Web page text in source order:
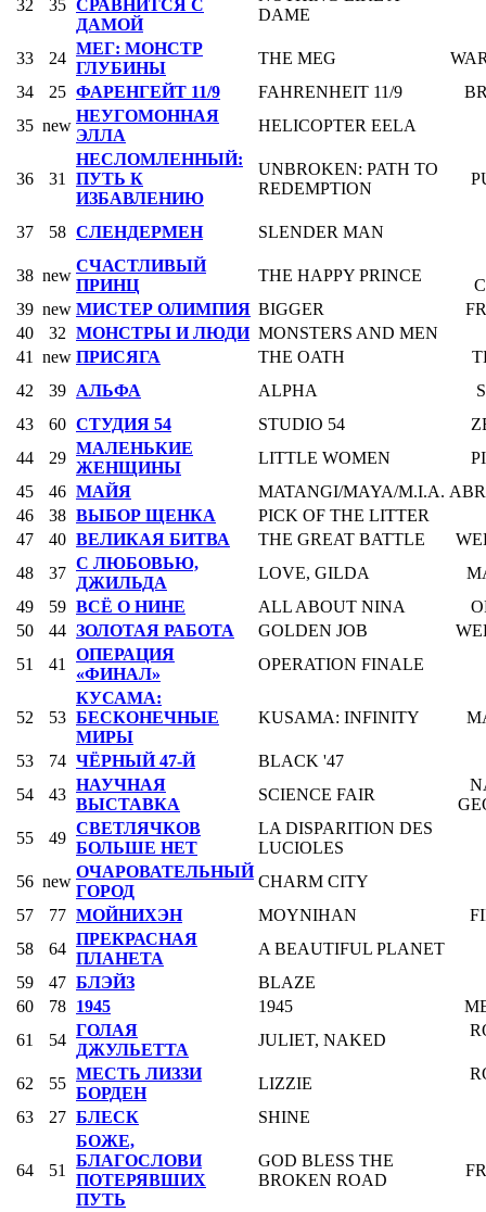
32 35 СРАВНИТСЯ С
ДАМОЙ
DAME
33 24
МЕГ: МОНСТР
ГЛУБИНЫ
THE MEG
34
25 ФАРЕНГЕЙТ 11/9 FAHRENHEIT 11/9
35 new
НЕУГОМОННАЯ
ЭЛЛА
HELICOPTER EELA
36 31
НЕСЛОМЛЕННЫЙ:
ПУТЬ К
ИЗБАВЛЕНИЮ
UNBROKEN: PATH TO
REDEMPTION
37 58 СЛЕНДЕРМЕН SLENDER MAN
38 new
СЧАСТЛИВЫЙ
ПРИНЦ
THE HAPPY PRINCE
39 new МИСТЕР ОЛИМПИЯ BIGGER
40
32 МОНСТРЫ И ЛЮДИ MONSTERS AND MEN
41
new ПРИСЯГА THE OATH
42
39 АЛЬФА ALPHA
43
60 СТУДИЯ 54 STUDIO 54
44
29
МАЛЕНЬКИЕ
ЖЕНЩИНЫ
LITTLE WOMEN
45
46 МАЙЯ MATANGI/MAYA/M.I.A.
46
38 ВЫБОР ЩЕНКА
PICK OF THE LITTER
47
40 ВЕЛИКАЯ БИТВА THE GREAT BATTLE
48
37
С ЛЮБОВЬЮ,
ДЖИЛЬДА
LOVE, GILDA
49
59 ВСЁ О НИНЕ ALL ABOUT NINA
50
44 ЗОЛОТАЯ РАБОТА GOLDEN JOB
51
41
ОПЕРАЦИЯ
«ФИНАЛ»
OPERATION FINALE
52 53
КУСАМА:
БЕСКОНЕЧНЫЕ
МИРЫ
KUSAMA: INFINITY
53 74 ЧЁРНЫЙ 47-Й
BLACK '47
54
43
НАУЧНАЯ
ВЫСТАВКА
SCIENCE FAIR
55
49
СВЕТЛЯЧКОВ
БОЛЬШЕ НЕТ
LA DISPARITION DES
LUCIOLES
56 new
ОЧАРОВАТЕЛЬНЫЙ
ГОРОД
CHARM CITY
57
77 МОЙНИХЭН MOYNIHAN
58
64
ПРЕКРАСНАЯ
ПЛАНЕТА
A BEAUTIFUL PLANET
59
47 БЛЭЙЗ
BLAZE
60
78 1945 1945
61
54
ГОЛАЯ
ДЖУЛЬЕТТА
JULIET, NAKED
62 55
МЕСТЬ ЛИЗЗИ
БОРДЕН
LIZZIE
63 27 БЛЕСК SHINE
64 51
БОЖЕ,
БЛАГОСЛОВИ
ПОТЕРЯВШИХ
ПУТЬ
GOD BLESS THE
BROKEN ROAD